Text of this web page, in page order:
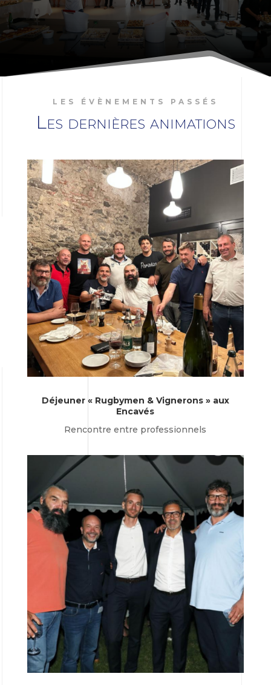
LES ÉVÈNEMENTS PASSÉS
Les dernières animations
Déjeuner « Rugbymen & Vignerons » aux
Encavés
Rencontre entre professionnels